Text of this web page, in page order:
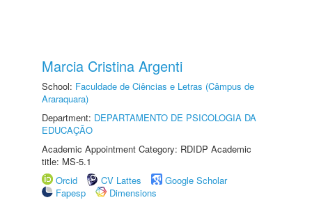
Marcia Cristina Argenti
School: Faculdade de Ciências e Letras (Câmpus de
Araraquara)
Department: DEPARTAMENTO DE PSICOLOGIA DA
EDUCAÇÃO
Academic Appointment Category: RDIDP Academic
title: MS-5.1
Orcid
CV Lattes
Google Scholar
Fapesp
Dimensions